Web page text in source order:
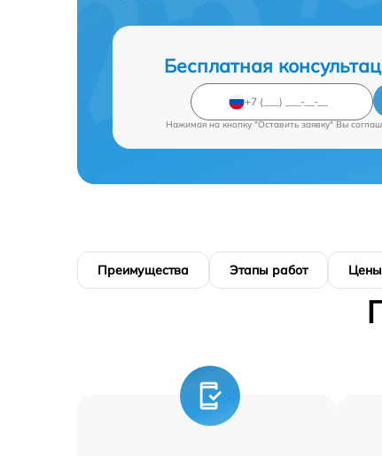
Бесплатная
Нажимая на кнопку "Оставить заявку" Вы
Преимущества Этапы работ Цены